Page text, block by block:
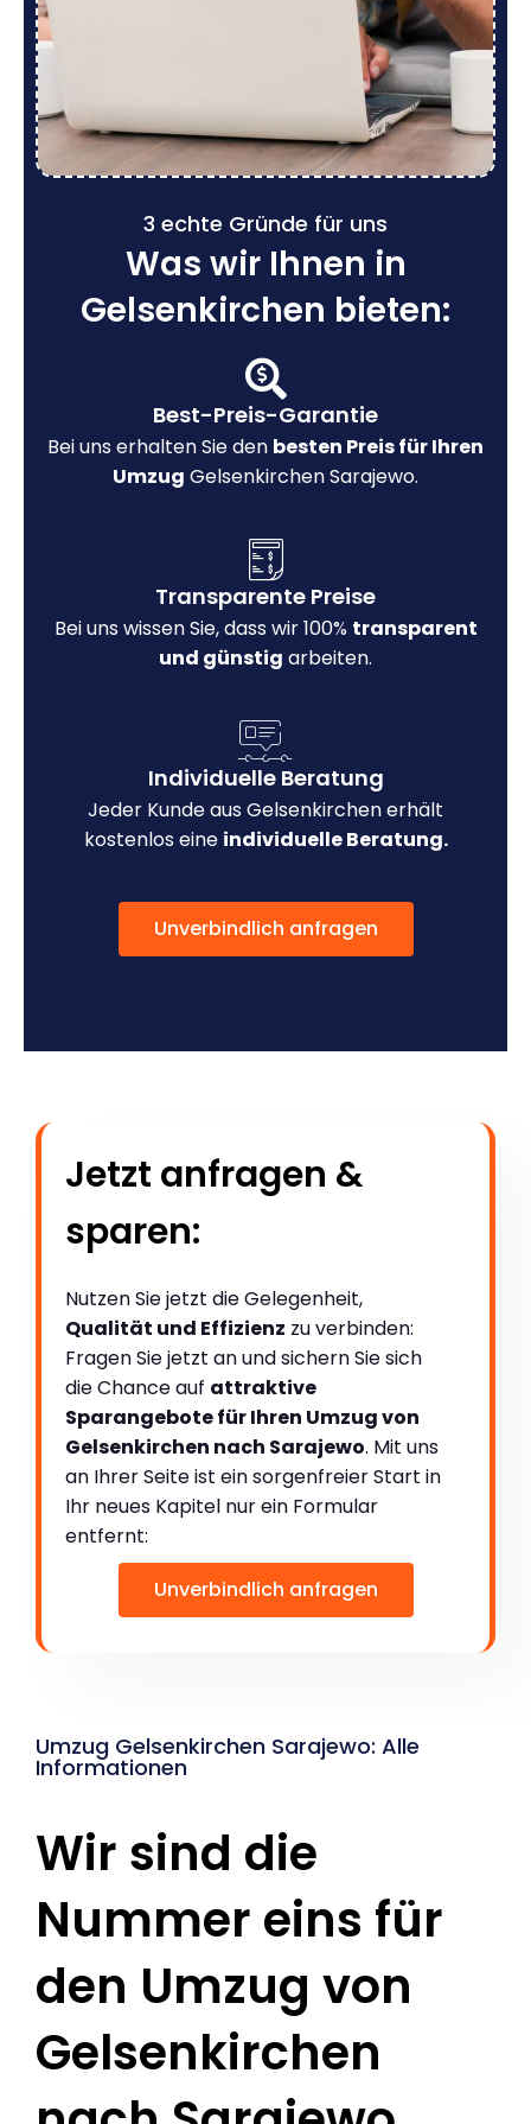
3 echte Gründe für uns
Was wir Ihnen in
Gelsenkirchen bieten:
Best-Preis-Garantie
Bei uns erhalten Sie den besten Preis für Ihren
Umzug Gelsenkirchen Sarajewo.
Transparente Preise
Bei uns wissen Sie, dass wir 100% transparent
und günstig arbeiten.
Individuelle Beratung
Jeder Kunde aus Gelsenkirchen erhält
kostenlos eine individuelle Beratung.
Unverbindlich anfragen
Jetzt anfragen &
sparen:
Nutzen Sie jetzt die Gelegenheit,
Qualität und Effizienz zu verbinden:
Fragen Sie jetzt an und sichern Sie sich
die Chance auf attraktive
Sparangebote für Ihren Umzug von
Gelsenkirchen nach Sarajewo. Mit uns
an Ihrer Seite ist ein sorgenfreier Start in
Ihr neues Kapitel nur ein Formular
entfernt:
Unverbindlich anfragen
Umzug Gelsenkirchen Sarajewo: Alle
Informationen
Wir sind die
Nummer eins für
den Umzug von
Gelsenkirchen